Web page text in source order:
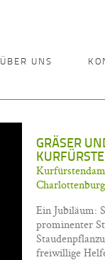
ÜBER UNS
GRÄSER
Charlottenburg
Ein Jubiläum:
prominenter
freiwillige